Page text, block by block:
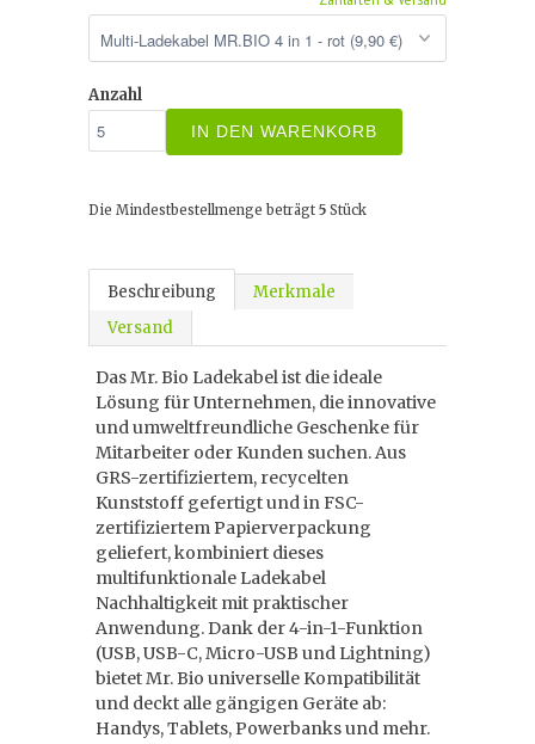
Anzahl
IN DEN WARENKORB
Die Mindestbestellmenge beträgt 5 Stück
Beschreibung
Merkmale
Versand
Das Mr. Bio Ladekabel ist die ideale
Lösung für Unternehmen, die innovative
und umweltfreundliche Geschenke für
Mitarbeiter oder Kunden suchen. Aus
GRS-zertifiziertem, recycelten
Kunststoff gefertigt und in FSC-
zertifiziertem Papierverpackung
geliefert, kombiniert dieses
multifunktionale Ladekabel
Nachhaltigkeit mit praktischer
Anwendung. Dank der 4-in-1-Funktion
(USB, USB-C, Micro-USB und Lightning)
bietet Mr. Bio universelle Kompatibilität
und deckt alle gängigen Geräte ab:
Handys, Tablets, Powerbanks und mehr.